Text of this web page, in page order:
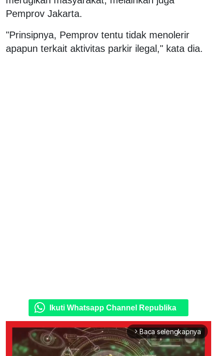
Pemprov Jakarta.
"Prinsipnya, Pemprov tentu tidak menolerir
apapun terkait aktivitas parkir ilegal," kata dia.
Ikuti Whatsapp Channel Republika
arrow_forward_ios Baca selengkapnya